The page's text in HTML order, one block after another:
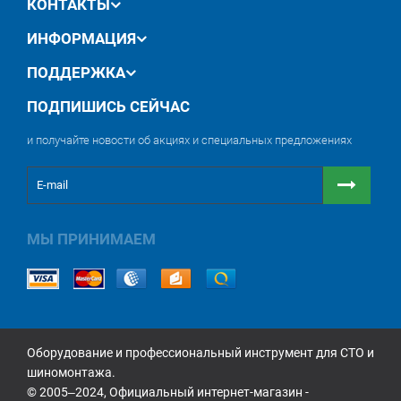
КОНТАКТЫ
ИНФОРМАЦИЯ
ПОДДЕРЖКА
ПОДПИШИСЬ СЕЙЧАС
и получайте новости об акциях и специальных предложениях
МЫ ПРИНИМАЕМ
Оборудование и профессиональный инструмент для СТО и
шиномонтажа.
© 2005‒2024, Официальный интернет-магазин -